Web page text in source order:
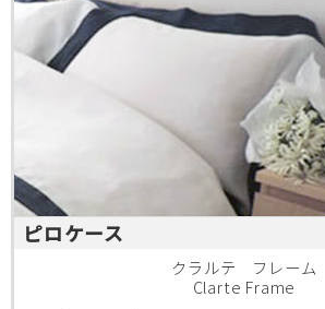
ピロケース
クラルテ フレーム
Clarte Frame